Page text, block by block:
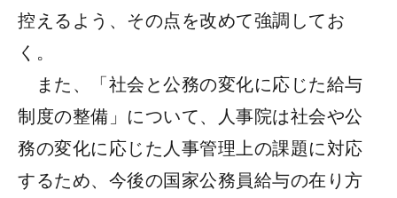
控えるよう、その点を改めて強調してお
く。
また、「社会と公務の変化に応じた給与
制度の整備」について、人事院は社会や公
務の変化に応じた人事管理上の課題に対応
するため、今後の国家公務員給与の在り方